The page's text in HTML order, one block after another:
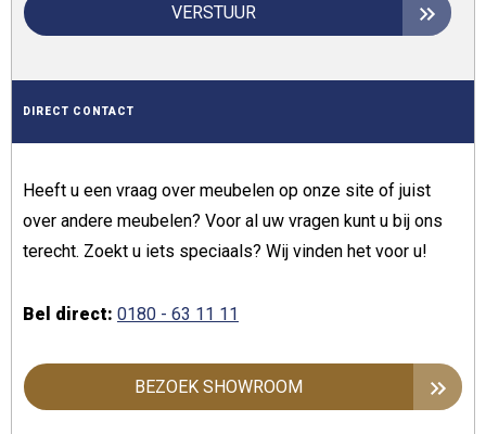
VERSTUUR
DIRECT CONTACT
Heeft u een vraag over meubelen op onze site of juist
over andere meubelen? Voor al uw vragen kunt u bij ons
terecht. Zoekt u iets speciaals? Wij vinden het voor u!
Bel direct: 0180 - 63 11 11
BEZOEK SHOWROOM